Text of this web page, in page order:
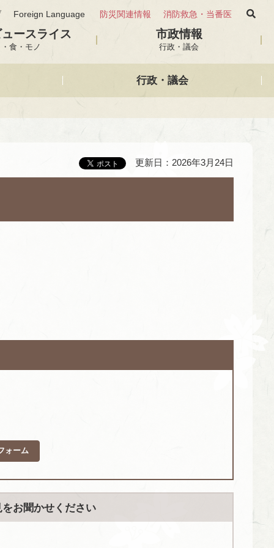
Foreign Language 防災関連情報 消防救急・当番医
ースライス
食・モノ
市政情報
行政・議会
行政・議会
更新日：2026年3月24日
ォーム
お聞かせください